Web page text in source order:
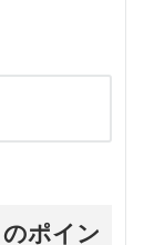
ポイン